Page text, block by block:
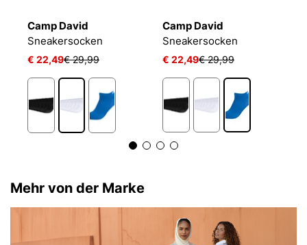
Camp David
Sneakersocken
€ 22,49€ 29,99
Camp David
Sneakersocken
€ 22,49€ 29,99
Mehr von der Marke